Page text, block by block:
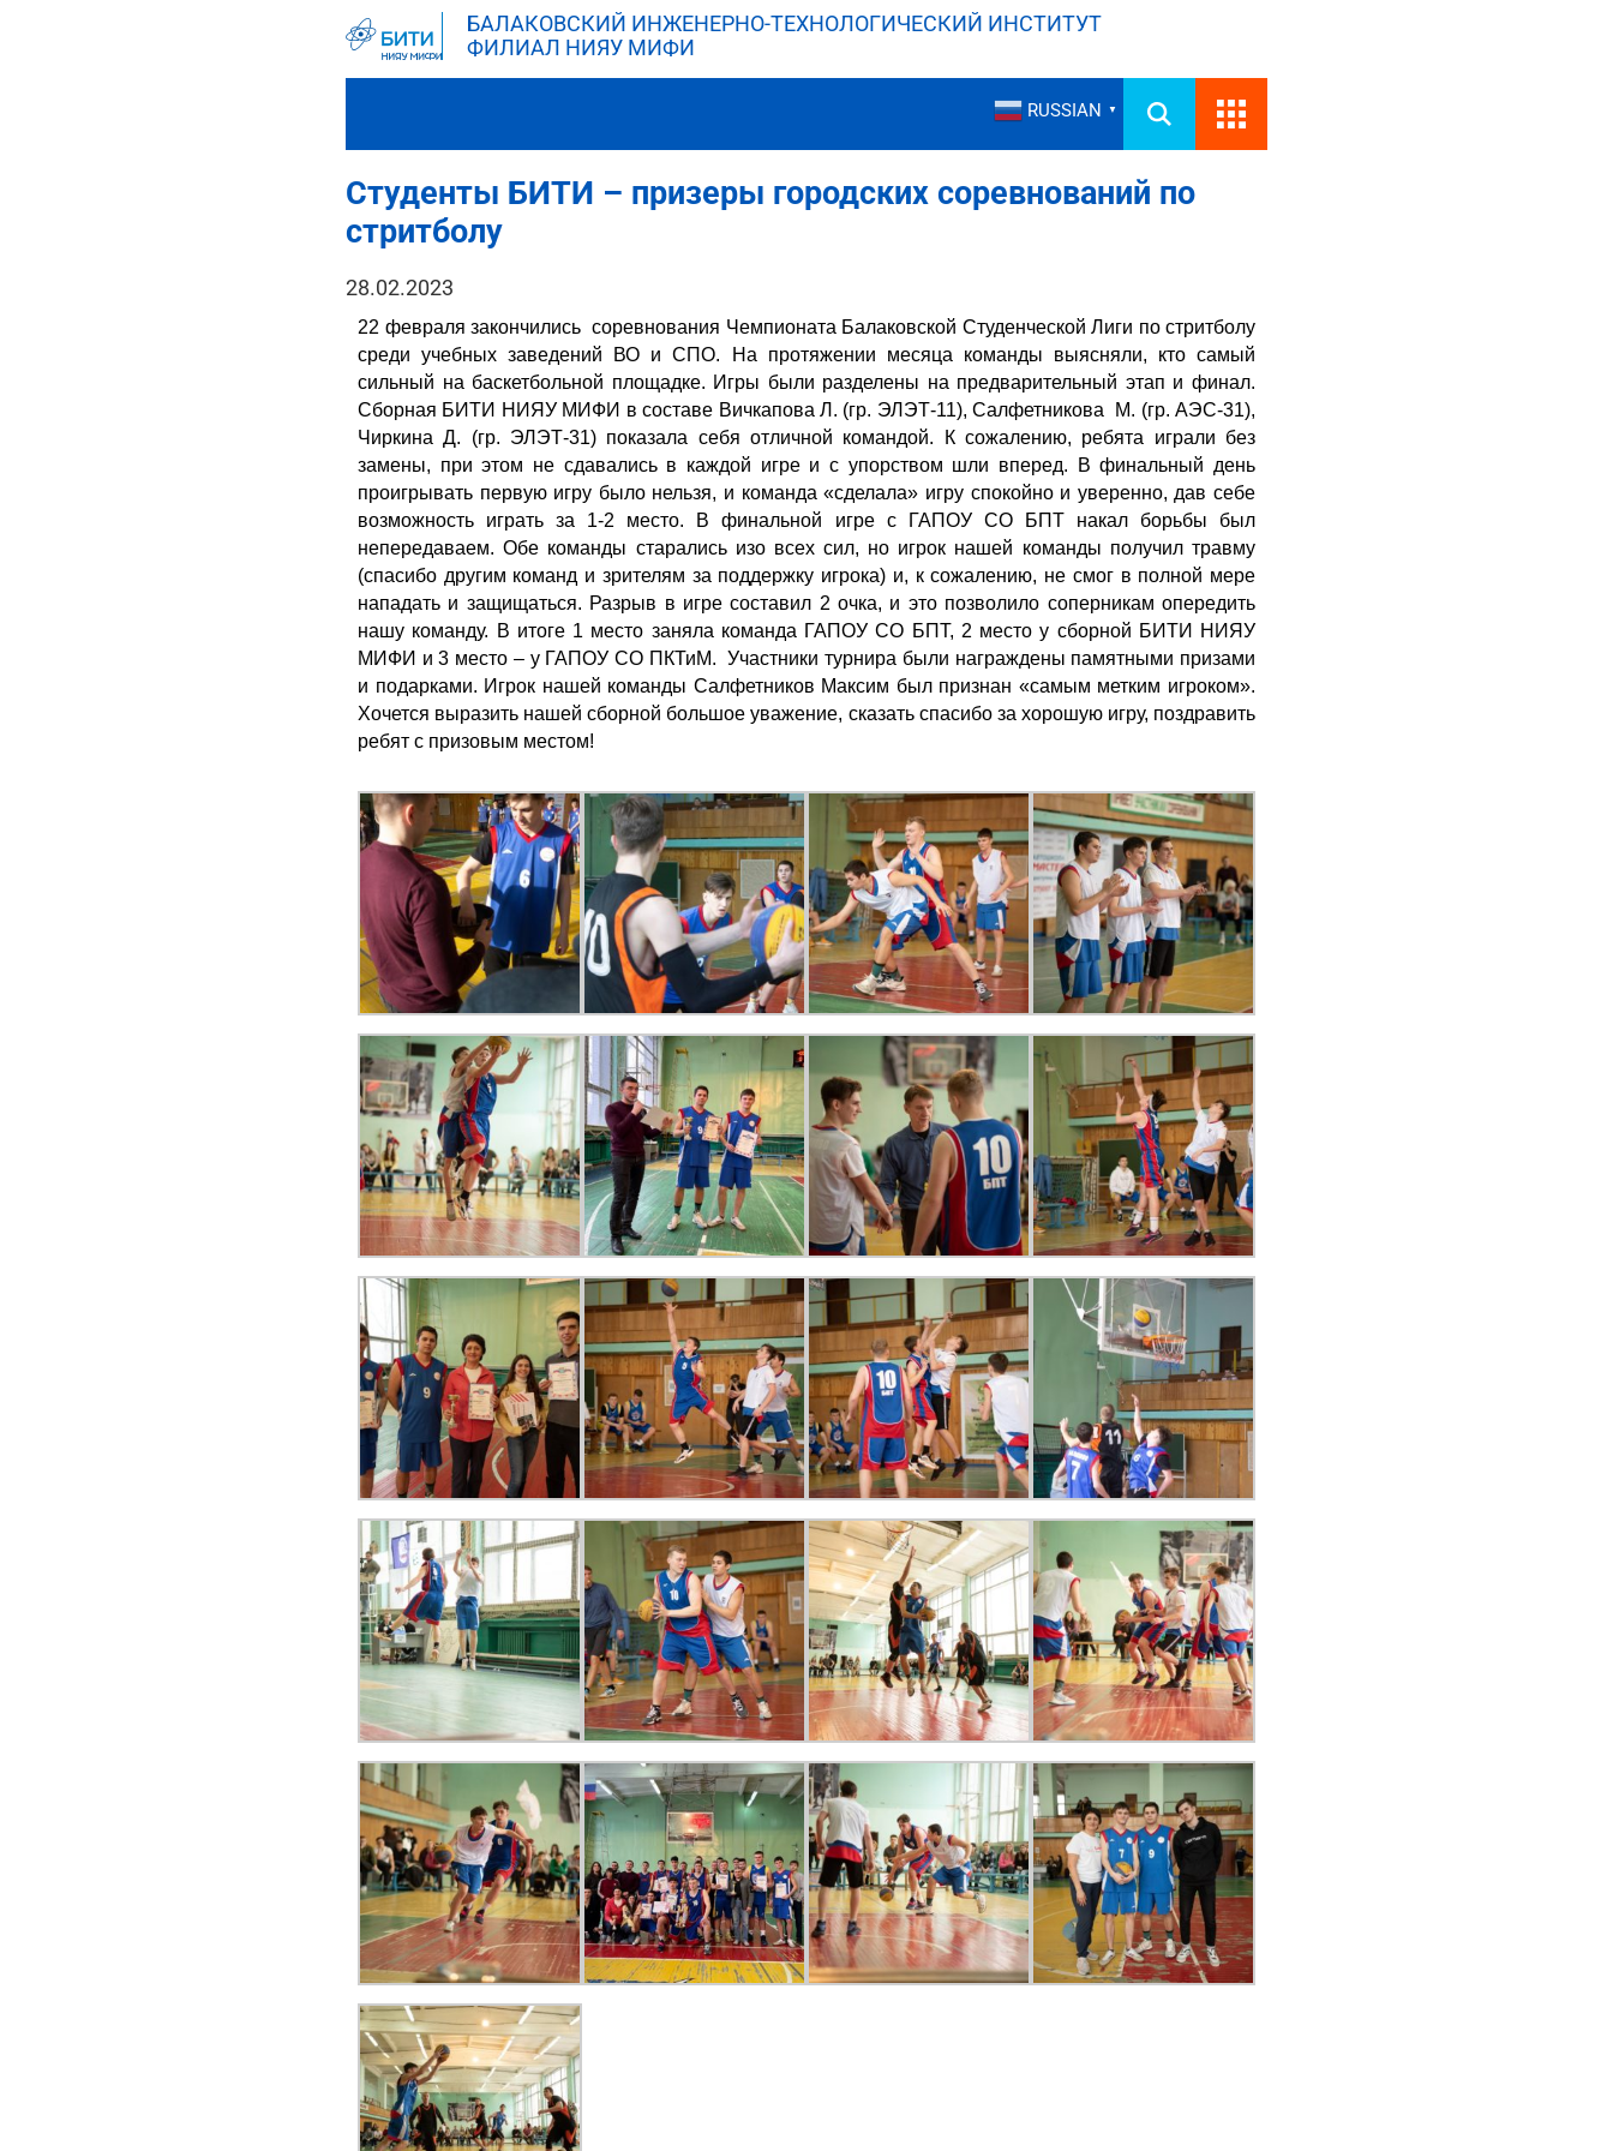
БАЛАКОВСКИЙ ИНЖЕНЕРНО-ТЕХНОЛОГИЧЕСКИЙ ИНСТИТУТ
ФИЛИАЛ НИЯУ МИФИ
RUSSIAN ▼
Студенты БИТИ – призеры городских соревнований по
стритболу
28.02.2023
22 февраля закончились соревнования Чемпионата Балаковской Студенческой Лиги по стритболу
среди учебных заведений ВО и СПО. На протяжении месяца команды выясняли, кто самый
сильный на баскетбольной площадке. Игры были разделены на предварительный этап и финал.
Сборная БИТИ НИЯУ МИФИ в составе Вичкапова Л. (гр. ЭЛЭТ-11), Салфетникова М. (гр. АЭС-31),
Чиркина Д. (гр. ЭЛЭТ-31) показала себя отличной командой. К сожалению, ребята играли без
замены, при этом не сдавались в каждой игре и с упорством шли вперед. В финальный день
проигрывать первую игру было нельзя, и команда «сделала» игру спокойно и уверенно, дав себе
возможность играть за 1-2 место. В финальной игре с ГАПОУ СО БПТ накал борьбы был
непередаваем. Обе команды старались изо всех сил, но игрок нашей команды получил травму
(спасибо другим команд и зрителям за поддержку игрока) и, к сожалению, не смог в полной мере
нападать и защищаться. Разрыв в игре составил 2 очка, и это позволило соперникам опередить
нашу команду. В итоге 1 место заняла команда ГАПОУ СО БПТ, 2 место у сборной БИТИ НИЯУ
МИФИ и 3 место – у ГАПОУ СО ПКТиМ. Участники турнира были награждены памятными призами
и подарками. Игрок нашей команды Салфетников Максим был признан «самым метким игроком».
Хочется выразить нашей сборной большое уважение, сказать спасибо за хорошую игру, поздравить
ребят с призовым местом!